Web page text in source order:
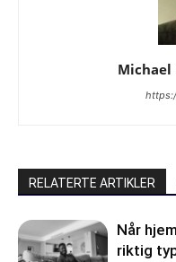
Michael
RELATERTE ARTIKLER
Når
riktig